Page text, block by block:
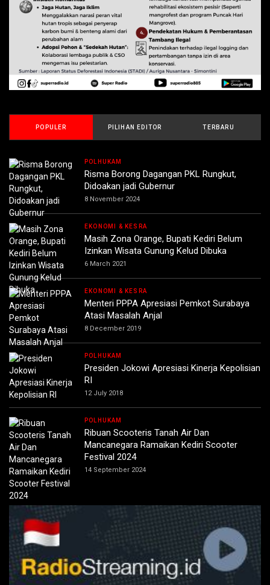
POPULER PILIHAN EDITOR TERBARU
POLHUKAM
Risma Borong Dagangan PKL Rungkut,
Didoakan jadi Gubernur
8 November 2024
EKONOMI & KESRA
Masih Zona Orange, Bupati Kediri Belum
Izinkan Wisata Gunung Kelud Dibuka
6 March 2021
EKONOMI & KESRA
Menteri PPPA Apresiasi Pemkot Surabaya
Atasi Masalah Anjal
8 December 2019
POLHUKAM
Presiden Jokowi Apresiasi Kinerja Kepolisian
RI
12 July 2018
POLHUKAM
Ribuan Scooteris Tanah Air Dan
Mancanegara Ramaikan Kediri Scooter
Festival 2024
14 September 2024